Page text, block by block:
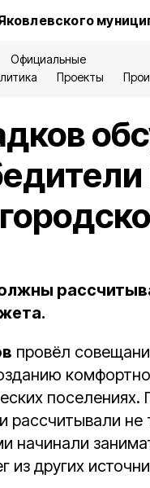
Официальные
Проекты
провёл
поселениях.
рассчитывали
начинали
из других